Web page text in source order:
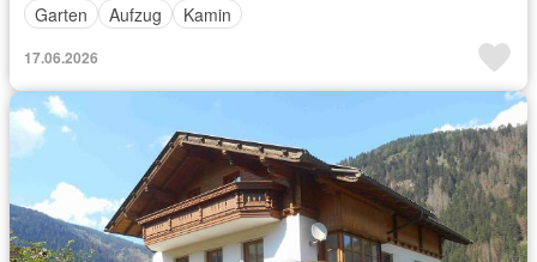
Garten
Aufzug Kamin
17.06.2026